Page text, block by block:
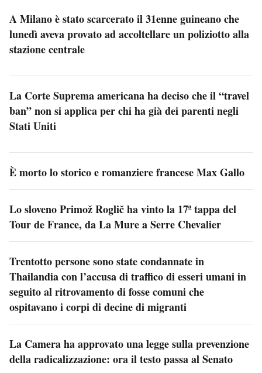
A Milano è stato scarcerato il 31enne guineano che
lunedì aveva provato ad accoltellare un poliziotto alla
stazione centrale
La Corte Suprema americana ha deciso che il “travel
ban” non si applica per chi ha già dei parenti negli
Stati Uniti
È morto lo storico e romanziere francese Max Gallo
Lo sloveno Primož Roglič ha vinto la 17ª tappa del
Tour de France, da La Mure a Serre Chevalier
Trentotto persone sono state condannate in
Thailandia con l’accusa di traffico di esseri umani in
seguito al ritrovamento di fosse comuni che
ospitavano i corpi di decine di migranti
La Camera ha approvato una legge sulla prevenzione
della radicalizzazione: ora il testo passa al Senato